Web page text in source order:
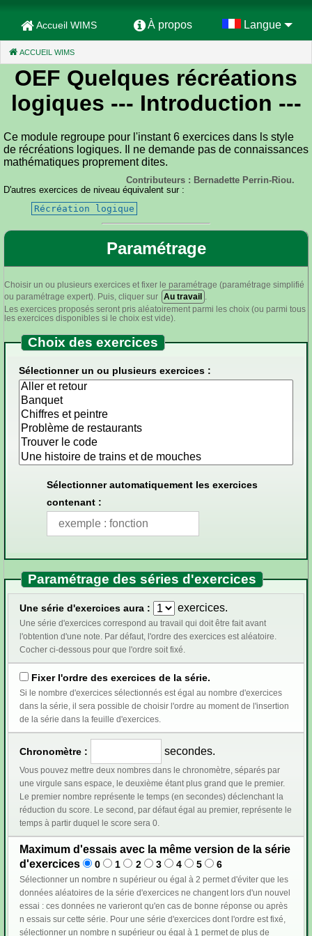
Accueil WIMS À propos Langue
ACCUEIL WIMS
OEF Quelques récréations
logiques --- Introduction ---
Ce module regroupe pour l'instant 6 exercices dans ls style
de récréations logiques. Il ne demande pas de connaissances
mathématiques proprement dites.
Contributeurs : Bernadette Perrin-Riou.
D'autres exercices de niveau équivalent sur :
Récréation logique
Paramétrage
Choisir un ou plusieurs exercices et fixer le paramétrage (paramétrage simplifié
ou paramétrage expert). Puis, cliquer sur Au travail
Les exercices proposés seront pris aléatoirement parmi les choix (ou parmi tous
les exercices disponibles si le choix est vide).
Choix des exercices
Sélectionner un ou plusieurs exercices :
Sélectionner automatiquement les exercices
contenant :
Paramétrage des séries d'exercices
Une série d'exercices aura : exercices.
Une série d'exercices correspond au travail qui doit être fait avant
l'obtention d'une note. Par défaut, l'ordre des exercices est aléatoire.
Cocher ci-dessous pour que l'ordre soit fixé.
Fixer l'ordre des exercices de la série.
Si le nombre d'exercices sélectionnés est égal au nombre d'exercices
dans la série, il sera possible de choisir l'ordre au moment de l'insertion
de la série dans la feuille d'exercices.
Chronomètre : secondes.
Vous pouvez mettre deux nombres dans le chronomètre, séparés par
une virgule sans espace, le deuxième étant plus grand que le premier.
Le premier nombre représente le temps (en secondes) déclenchant la
réduction du score. Le second, par défaut égal au premier, représente le
temps à partir duquel le score sera 0.
Maximum d'essais avec la même version de la série
d'exercices
0 1 2 3 4 5 6
Sélectionner un nombre n supérieur ou égal à 2 permet d'éviter que les
données aléatoires de la série d'exercices ne changent lors d'un nouvel
essai : ces données ne varieront qu'en cas de bonne réponse ou après
n essais sur cette série. Pour une série d'exercices dont l'ordre est fixé,
sélectionner un nombre n supérieur ou égal à 1 permet de plus de